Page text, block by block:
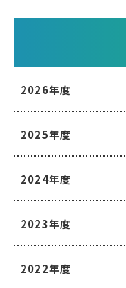
2026年度
2025年度
2024年度
2023年度
2022年度